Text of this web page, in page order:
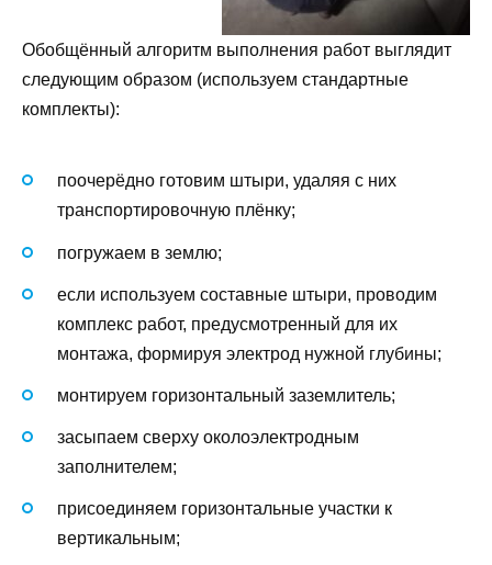
Обобщённый алгоритм выполнения работ выглядит
следующим образом (используем стандартные
комплекты):
поочерёдно готовим штыри, удаляя с них
транспортировочную плёнку;
погружаем в землю;
если используем составные штыри, проводим
комплекс работ, предусмотренный для их
монтажа, формируя электрод нужной глубины;
монтируем горизонтальный заземлитель;
засыпаем сверху околоэлектродным
заполнителем;
присоединяем горизонтальные участки к
вертикальным;